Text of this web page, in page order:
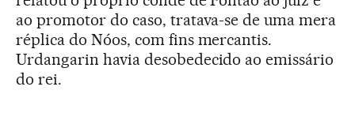
ao promotor do caso, tratava-se de uma mera
réplica do Nóos, com fins mercantis.
Urdangarin havia desobedecido ao emissário
do rei.